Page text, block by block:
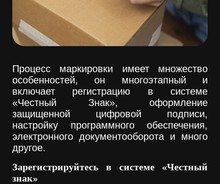
Процесс маркировки имеет множество
особенностей, он многоэтапный и
включает регистрацию в системе
«Честный Знак», оформление
защищенной цифровой подписи,
настройку программного обеспечения,
электронного документооборота и много
другое.
Зарегистрируйтесь в системе «Честный
знак»